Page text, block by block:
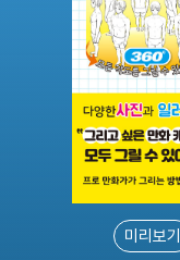
미리보기